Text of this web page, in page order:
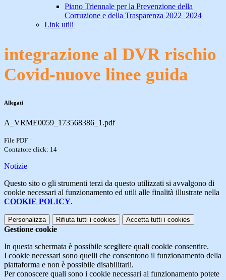
Piano Triennale per la Prevenzione della
Corruzione e della Trasparenza 2022_2024
Link utili
integrazione al DVR rischio
Covid-nuove linee guida
Allegati
A_VRME0059_173568386_1.pdf
File PDF
Contatore click: 14
Notizie
Questo sito o gli strumenti terzi da questo utilizzati si avvalgono di
cookie necessari al funzionamento ed utili alle finalità illustrate nella
COOKIE POLICY.
Personalizza Rifiuta tutti i cookies Accetta tutti i cookies
Gestione cookie
In questa schermata è possibile scegliere quali cookie consentire.
I cookie necessari sono quelli che consentono il funzionamento della
piattaforma e non è possibile disabilitarli.
Per conoscere quali sono i cookie necessari al funzionamento potete